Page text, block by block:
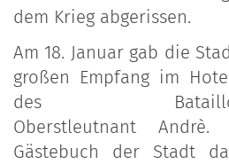
dem Krieg abgerissen.
Am 18. Januar gab die
großen Empfang im
des Bataillons-
Oberstleutnant
Gästebuch der Stadt